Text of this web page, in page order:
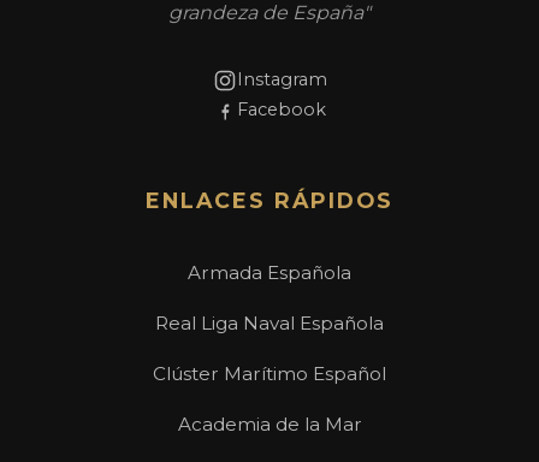
grandeza de España"
Instagram
Facebook
ENLACES RÁPIDOS
Armada Española
Real Liga Naval Española
Clúster Marítimo Español
Academia de la Mar